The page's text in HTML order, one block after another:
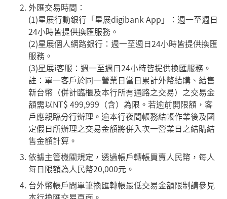
外匯交易時間：
(1)星展行動銀行「星展digibank App」：週一至週日
24小時皆提供換匯服務。
(2)星展個人網路銀行：週一至週日24小時皆提供換匯
服務。
(3)星展i客服：週一至週日24小時皆提供換匯服務。
註：單一客戶於同一營業日當日累計外幣結購、結售
新台幣（併計臨櫃及本行所有通路之交易）之交易金
額需以NT$ 499,999（含）為限。若逾前開限額，客
戶應親臨分行辦理。逾本行夜間帳務結帳作業後及國
定假日所辦理之交易金額將併入次一營業日之結購結
售金額計算。
依據主管機關規定，透過帳戶轉帳買賣人民幣，每人
每日限額為人民幣20,000元。
台外幣帳戶間單筆換匯轉帳最低交易金額限制請參見